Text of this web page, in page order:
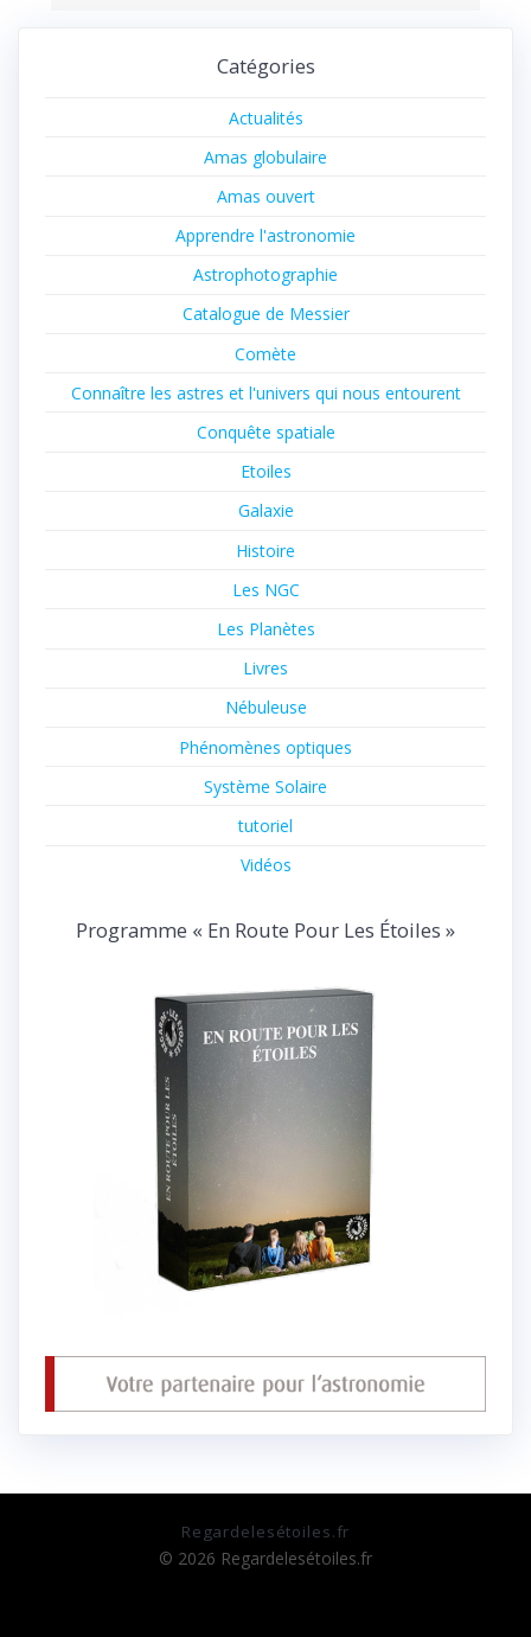
Catégories
Actualités
Amas globulaire
Amas ouvert
Apprendre l'astronomie
Astrophotographie
Catalogue de Messier
Comète
Connaître les astres et l'univers qui nous entourent
Conquête spatiale
Etoiles
Galaxie
Histoire
Les NGC
Les Planètes
Livres
Nébuleuse
Phénomènes optiques
Système Solaire
tutoriel
Vidéos
Programme « En Route Pour Les Étoiles »
Regardelesétoiles.fr
© 2026 Regardelesétoiles.fr